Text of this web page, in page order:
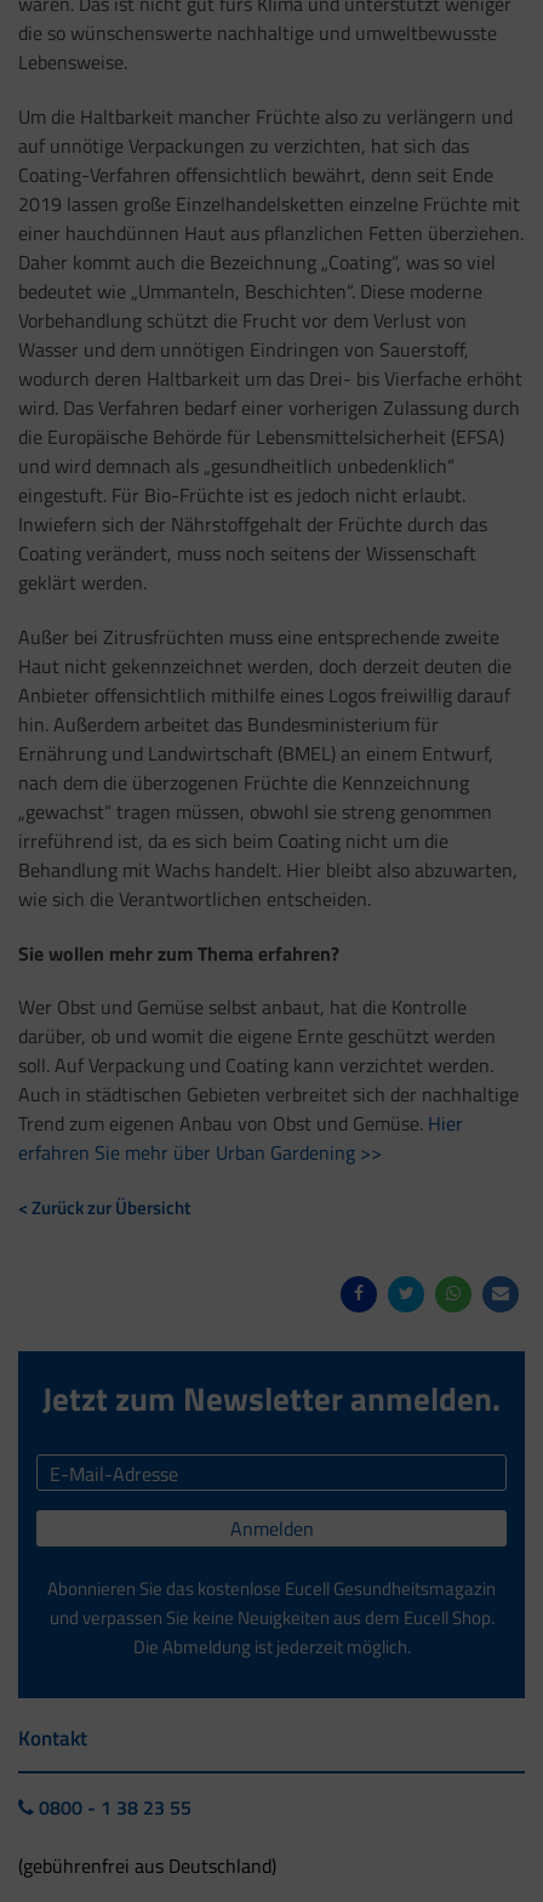
die so wünschenswerte nachhaltige und umweltbewusste
Lebensweise.
Um die Haltbarkeit mancher Früchte also zu verlängern und
auf unnötige Verpackungen zu verzichten, hat sich das
Coating-Verfahren offensichtlich bewährt, denn seit Ende
2019 lassen große Einzelhandelsketten einzelne Früchte mit
einer hauchdünnen Haut aus pflanzlichen Fetten überziehen.
Daher kommt auch die Bezeichnung „Coating“, was so viel
bedeutet wie „Ummanteln, Beschichten“. Diese moderne
Vorbehandlung schützt die Frucht vor dem Verlust von
Wasser und dem unnötigen Eindringen von Sauerstoff,
wodurch deren Haltbarkeit um das Drei- bis Vierfache erhöht
wird. Das Verfahren bedarf einer vorherigen Zulassung durch
die Europäische Behörde für Lebensmittelsicherheit (EFSA)
und wird demnach als „gesundheitlich unbedenklich“
eingestuft. Für Bio-Früchte ist es jedoch nicht erlaubt.
Inwiefern sich der Nährstoffgehalt der Früchte durch das
Coating verändert, muss noch seitens der Wissenschaft
geklärt werden.
Außer bei Zitrusfrüchten muss eine entsprechende zweite
Haut nicht gekennzeichnet werden, doch derzeit deuten die
Anbieter offensichtlich mithilfe eines Logos freiwillig darauf
hin. Außerdem arbeitet das Bundesministerium für
Ernährung und Landwirtschaft (BMEL) an einem Entwurf,
nach dem die überzogenen Früchte die Kennzeichnung
„gewachst“ tragen müssen, obwohl sie streng genommen
irreführend ist, da es sich beim Coating nicht um die
Behandlung mit Wachs handelt. Hier bleibt also abzuwarten,
wie sich die Verantwortlichen entscheiden.
Sie wollen mehr zum Thema erfahren?
Wer Obst und Gemüse selbst anbaut, hat die Kontrolle
darüber, ob und womit die eigene Ernte geschützt werden
soll. Auf Verpackung und Coating kann verzichtet werden.
Auch in städtischen Gebieten verbreitet sich der nachhaltige
Trend zum eigenen Anbau von Obst und Gemüse. Hier
erfahren Sie mehr über Urban Gardening >>
< Zurück zur Übersicht
Jetzt zum Newsletter anmelden.
Anmelden
Abonnieren Sie das kostenlose Eucell Gesundheitsmagazin
und verpassen Sie keine Neuigkeiten aus dem Eucell Shop.
Die Abmeldung ist jederzeit möglich.
Kontakt
0800 - 1 38 23 55
(gebührenfrei aus Deutschland)